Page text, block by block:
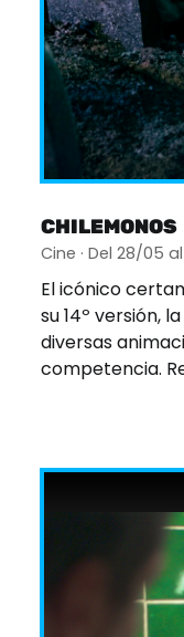
CHILEMONOS
Cine · Del 28/05
El icónico
su 14º versión,
diversas
competencia.